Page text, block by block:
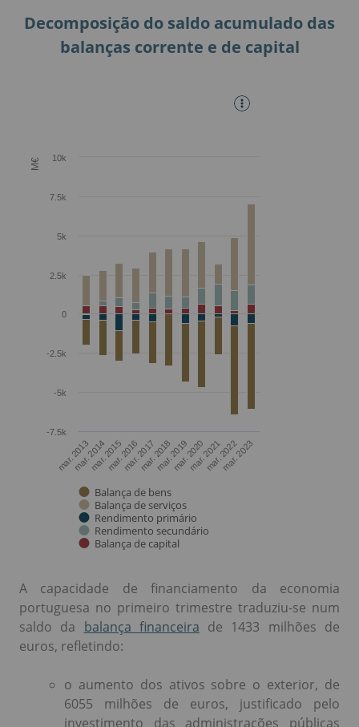
Decomposição do saldo acumulado das
balanças corrente e de capital
A capacidade de financiamento da economia
portuguesa no primeiro trimestre traduziu-se num
saldo da balança financeira de 1433 milhões de
euros, refletindo:
o aumento dos ativos sobre o exterior, de
6055 milhões de euros, justificado pelo
investimento das administrações públicas